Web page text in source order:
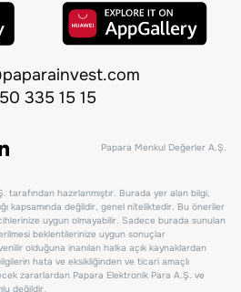
335 15 15
Papara Menkul Değerler A.Ş.
hazırlanmıştır. Burada yer alan bilgi,
kapsamında değildir, genel niteliktedir. Bu öneriler
uygun olmayabilir. Sadece burada sunulan
beklentilerinize uygun sonuçlar
olduğuna inanılan halka açık kaynaklardan
hata ve eksikliğinden ve ticari amaçlı
zararlardan Papara Elektronik Para A.Ş. ve
değildir.